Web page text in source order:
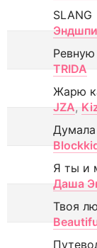
SLANG
Ревную
TRIDA
Жарю
JZA,
Я ты и
Даша
Твоя